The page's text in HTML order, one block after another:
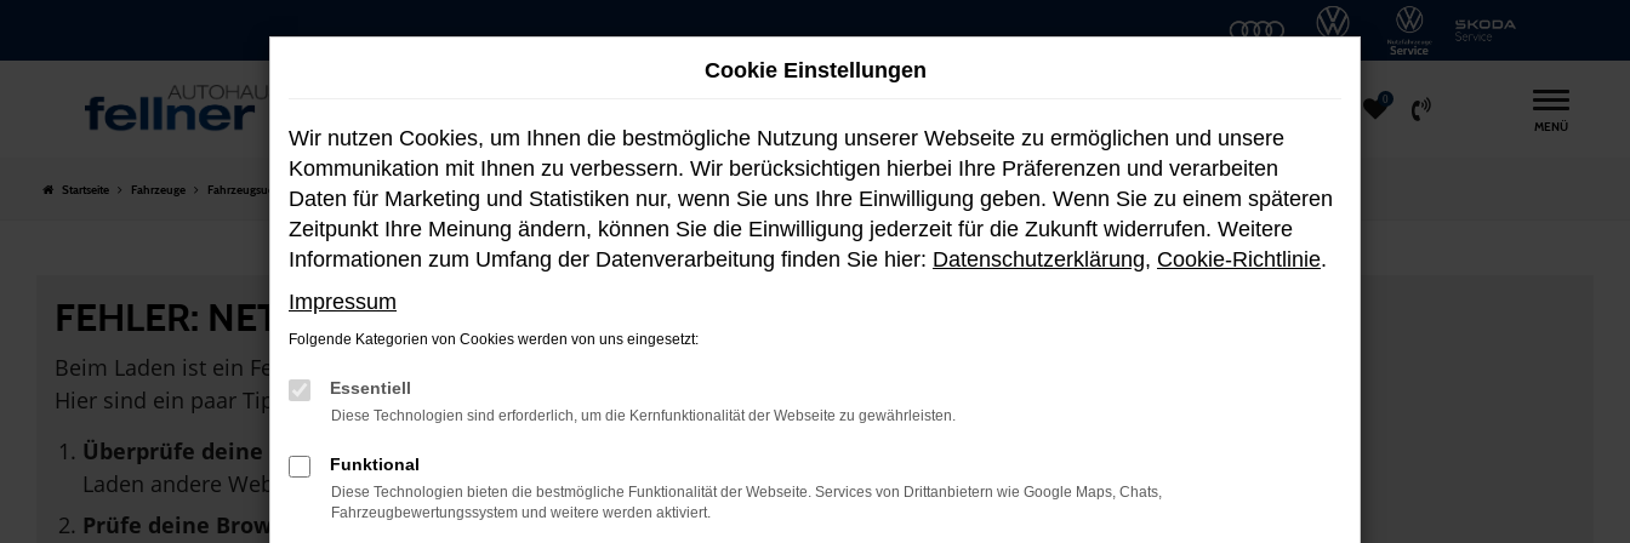
Hauptinhalt
MENÜ
0
Startseite Fahrzeuge Fahrzeugsuche
FEHLER: NETWORK ERROR
Beim Laden ist ein Fehler aufgetreten.
Hier sind ein paar Tipps, die dir helfen können:
Überprüfe deine Firewall und deine Internetverbindung.
Laden andere Webseiten, zum Beispiel deine Suchmaschine?
Prüfe deine Browsererweiterungen.
Cookie Einstellungen
Wir nutzen Cookies, um Ihnen die bestmögliche Nutzung unserer Webseite zu ermöglichen und unsere
Kommunikation mit Ihnen zu verbessern. Wir berücksichtigen hierbei Ihre Präferenzen und verarbeiten
Daten für Marketing und Statistiken nur, wenn Sie uns Ihre Einwilligung geben. Wenn Sie zu einem späteren
Zeitpunkt Ihre Meinung ändern, können Sie die Einwilligung jederzeit für die Zukunft widerrufen. Weitere
Informationen zum Umfang der Datenverarbeitung finden Sie hier: Datenschutzerklärung, Cookie-Richtlinie.
Impressum
Folgende Kategorien von Cookies werden von uns eingesetzt:
Essentiell
Diese Technologien sind erforderlich, um die Kernfunktionalität der Webseite zu gewährleisten.
Funktional
Diese Technologien bieten die bestmögliche Funktionalität der Webseite. Services von Drittanbietern wie Google Maps, Chats,
Fahrzeugbewertungssystem und weitere werden aktiviert.